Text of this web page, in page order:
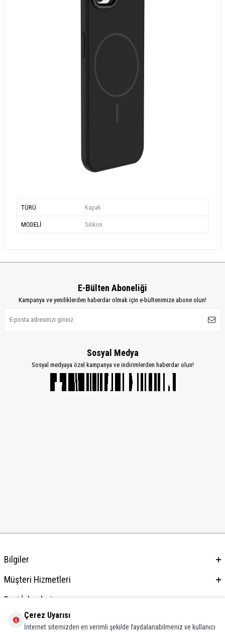
TÜRÜ Kapak
MODELİ Silikon
E-Bülten Aboneliği
Kampanya ve yeniliklerden haberdar olmak için e-bültenimize abone olun!
Sosyal Medya
Sosyal medyaya özel kampanya ve indirimlerden haberdar olun!
Bilgiler
Müşteri Hizmetleri
Bayi İşlemleri
Adres & İletişim
Çerez Uyarısı
İnternet sitemizden en verimli şekilde faydalanabilmeniz ve kullanıcı